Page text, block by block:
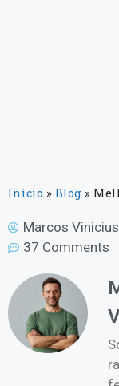
Início » Blog »
Marcos
37 Comments